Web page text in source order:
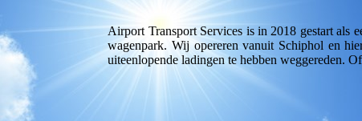
Airport Transport Services is in 2018 gestart als
wagenpark. Wij opereren vanuit Schiphol en
uiteenlopende ladingen te hebben weggereden.